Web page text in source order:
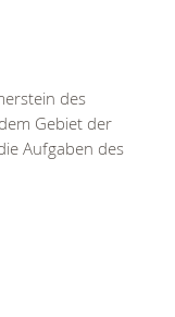
des
Gebiet der
Aufgaben des